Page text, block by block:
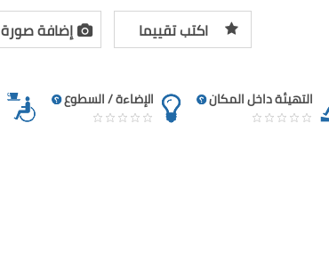
اكتب تقييما إضافة صورة
التهيئة داخل المكان الإضاءة / السطوع